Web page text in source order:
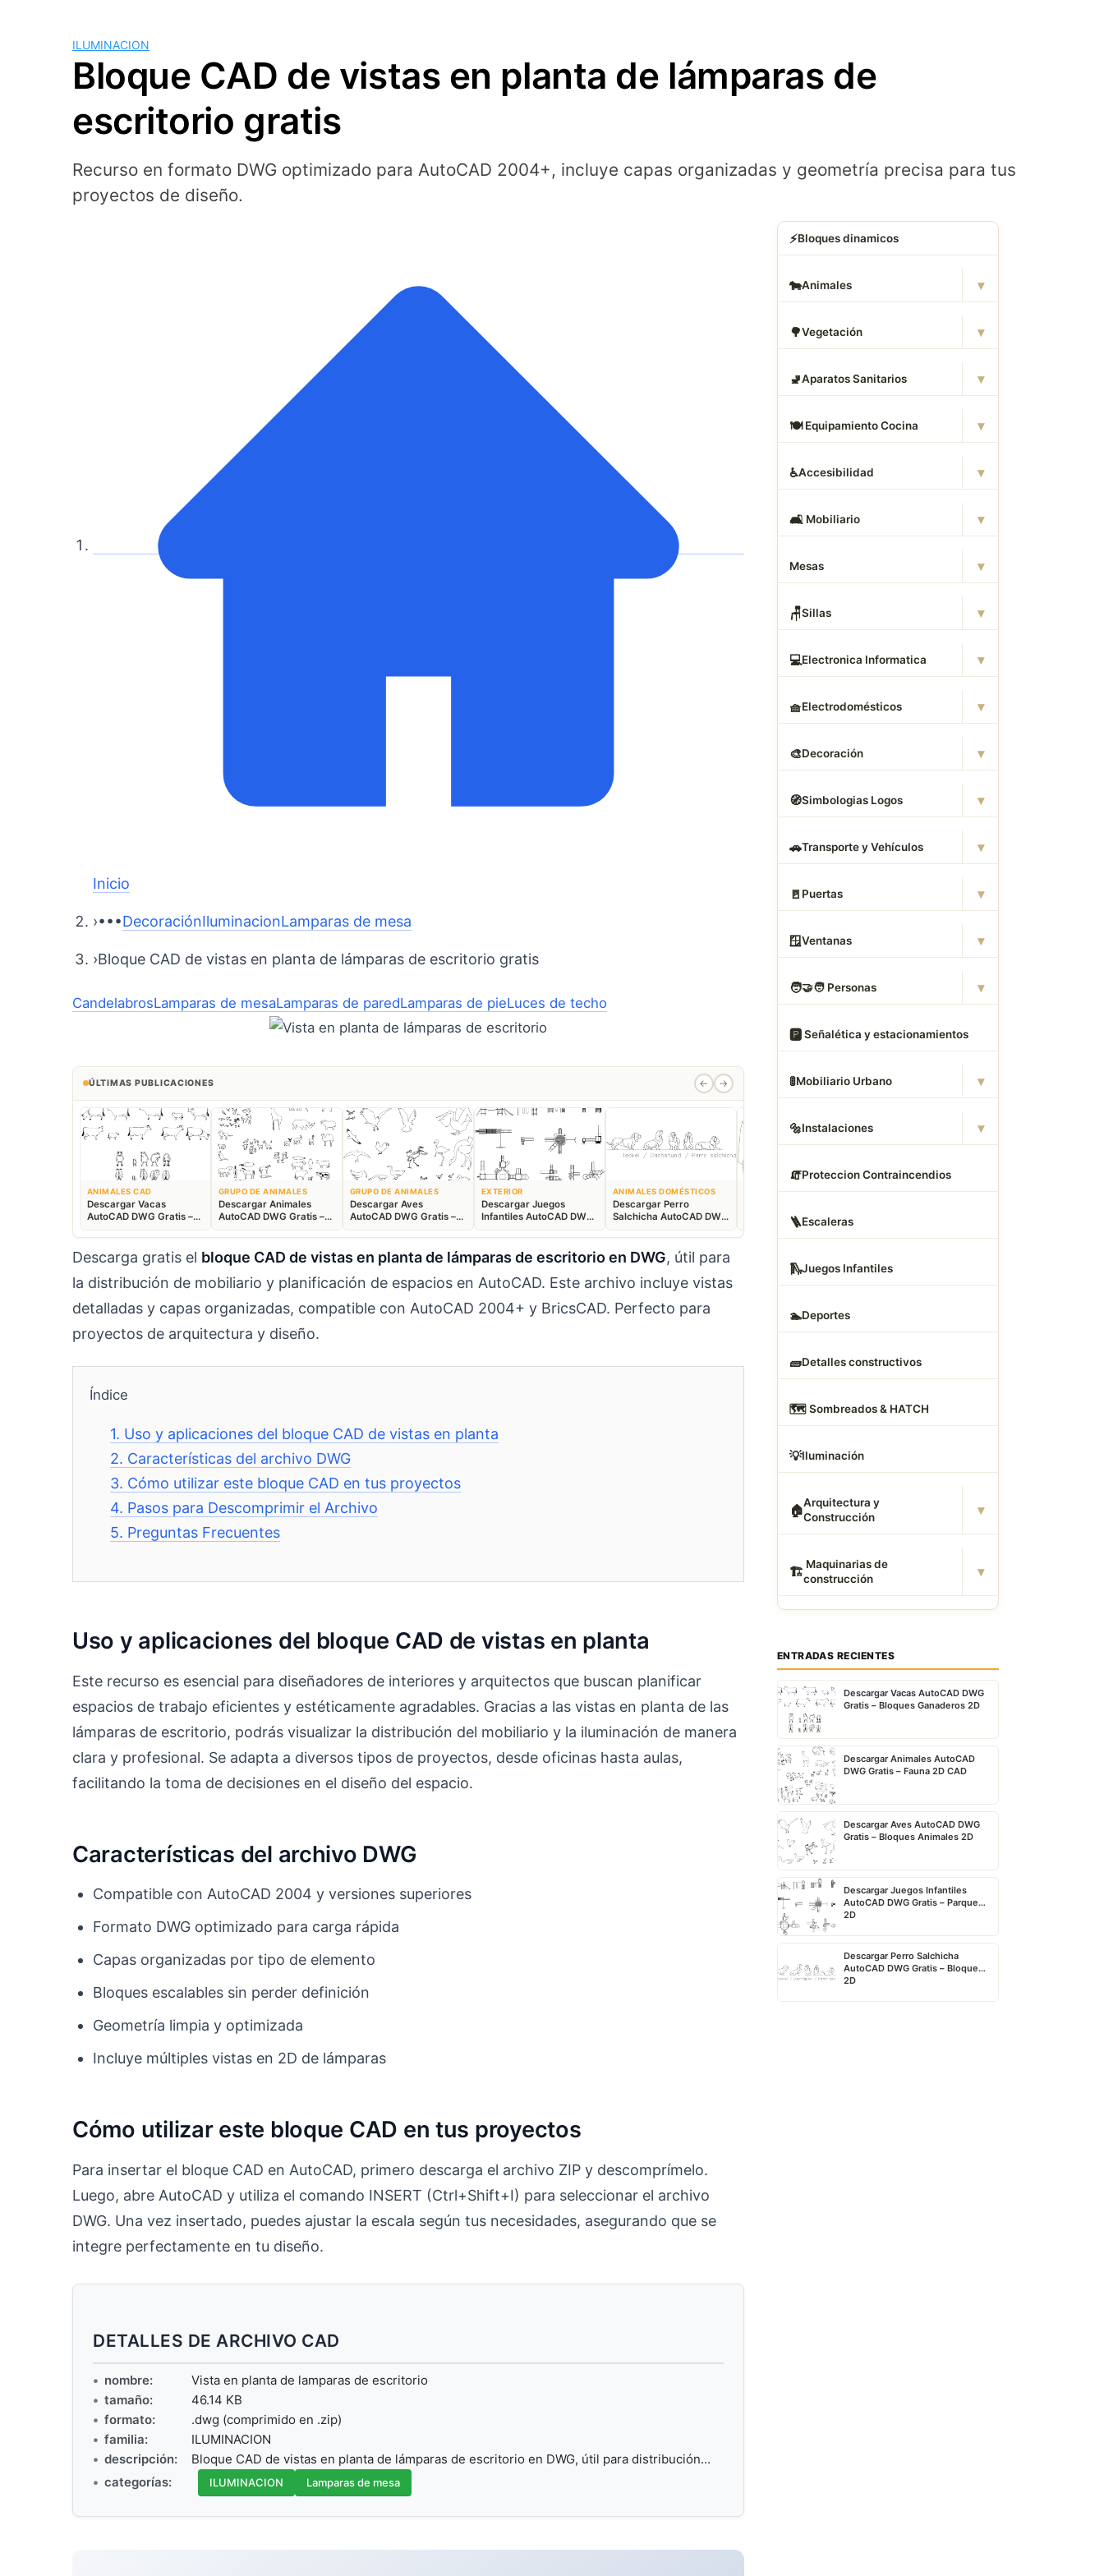
ILUMINACION
Bloque CAD de vistas en planta de lámparas de
escritorio gratis
Recurso en formato DWG optimizado para AutoCAD 2004+, incluye capas organizadas y geometría precisa para tus
proyectos de diseño.
Inicio
›•••DecoraciónIluminacionLamparas de mesa
›Bloque CAD de vistas en planta de lámparas de escritorio gratis
CandelabrosLamparas de mesaLamparas de paredLamparas de pieLuces de techo
ÚLTIMAS PUBLICACIONES ← →
ANIMALES CAD
Descargar Vacas
AutoCAD DWG Gratis –
Bloques Ganaderos 2D
GRUPO DE ANIMALES
Descargar Animales
AutoCAD DWG Gratis –
Fauna 2D CAD
GRUPO DE ANIMALES
Descargar Aves
AutoCAD DWG Gratis –
Bloques Animales 2D
EXTERIOR
Descargar Juegos
Infantiles AutoCAD DWG
Gratis – Parque 2D
ANIMALES DOMÉSTICOS
Descargar Perro
Salchicha AutoCAD DWG
Gratis – Bloque 2D
AutoCAD DWG Gratis –
Bloques 2D
CAMAS DWG
Descarga gratis el bloque CAD de vistas en planta de lámparas de escritorio en DWG, útil para
la distribución de mobiliario y planificación de espacios en AutoCAD. Este archivo incluye vistas
detalladas y capas organizadas, compatible con AutoCAD 2004+ y BricsCAD. Perfecto para
proyectos de arquitectura y diseño.
Índice
1. Uso y aplicaciones del bloque CAD de vistas en planta
2. Características del archivo DWG
3. Cómo utilizar este bloque CAD en tus proyectos
4. Pasos para Descomprimir el Archivo
5. Preguntas Frecuentes
Uso y aplicaciones del bloque CAD de vistas en planta
Este recurso es esencial para diseñadores de interiores y arquitectos que buscan planificar
espacios de trabajo eficientes y estéticamente agradables. Gracias a las vistas en planta de las
lámparas de escritorio, podrás visualizar la distribución del mobiliario y la iluminación de manera
clara y profesional. Se adapta a diversos tipos de proyectos, desde oficinas hasta aulas,
facilitando la toma de decisiones en el diseño del espacio.
Características del archivo DWG
Compatible con AutoCAD 2004 y versiones superiores
Formato DWG optimizado para carga rápida
Capas organizadas por tipo de elemento
Bloques escalables sin perder definición
Geometría limpia y optimizada
Incluye múltiples vistas en 2D de lámparas
Cómo utilizar este bloque CAD en tus proyectos
Para insertar el bloque CAD en AutoCAD, primero descarga el archivo ZIP y descomprímelo.
Luego, abre AutoCAD y utiliza el comando INSERT (Ctrl+Shift+I) para seleccionar el archivo
DWG. Una vez insertado, puedes ajustar la escala según tus necesidades, asegurando que se
integre perfectamente en tu diseño.
DETALLES DE ARCHIVO CAD
nombre:
Vista en planta de lamparas de escritorio
tamaño:
46.14 KB
formato:
.dwg (comprimido en .zip)
familia:
ILUMINACION
descripción:
Bloque CAD de vistas en planta de lámparas de escritorio en DWG, útil para distribución…
categorías:
ILUMINACION Lamparas de mesa
⚡Bloques dinamicos
🐄Animales ▾
🌳Vegetación ▾
🚽Aparatos Sanitarios ▾
🍽️ Equipamiento Cocina ▾
♿Accesibilidad ▾
🛋 ️ Mobiliario ▾
Mesas ▾
🪑Sillas ▾
💻Electronica Informatica ▾
🧺Electrodomésticos ▾
🎨Decoración ▾
🧭Simbologias Logos ▾
🚗Transporte y Vehículos ▾
🚪 Puertas ▾
🪟Ventanas ▾
🧑‍🤝‍🧑 Personas ▾
🅿️ Señalética y estacionamientos
🚦Mobiliario Urbano ▾
🔩Instalaciones ▾
🧯Proteccion Contraincendios
🪜Escaleras
🛝Juegos Infantiles
🏊Deportes
🧱Detalles constructivos
🗺️ Sombreados & HATCH
💡Iluminación
🏠Arquitectura y
Construcción
▾
🏗 ️ Maquinarias de
construcción
▾
ENTRADAS RECIENTES
Descargar Vacas AutoCAD DWG
Gratis – Bloques Ganaderos 2D
Descargar Animales AutoCAD
DWG Gratis – Fauna 2D CAD
Descargar Aves AutoCAD DWG
Gratis – Bloques Animales 2D
Descargar Juegos Infantiles
AutoCAD DWG Gratis – Parque
2D
Descargar Perro Salchicha
AutoCAD DWG Gratis – Bloque
2D